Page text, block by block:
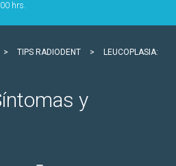
hrs.
> TIPS RADIODENT >
LEUCOPLASIA:
y